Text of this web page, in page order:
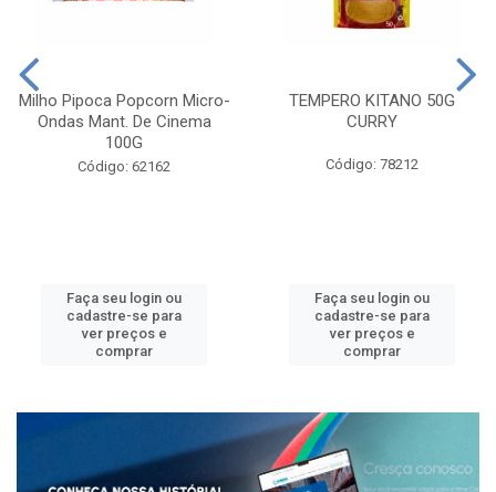
Milho Pipoca Popcorn Micro-
Ondas Mant. De Cinema
100G
Código: 62162
Faça seu login ou
cadastre-se para
ver preços e
comprar
TEMPERO KITANO 50G
CURRY
Código: 78212
Faça seu login ou
cadastre-se para
ver preços e
comprar